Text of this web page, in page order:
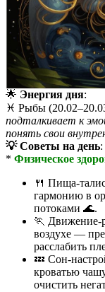
🌟 Энергия дня:
♓️ Рыбы
подталкивает к
понять свои
💡 Советы на день:
* Физическое
🍴 Пища-
гармонию в
потоками 🌊.
🏃 Движение-
воздухе —
расслабить
💤 Сон-
кроватью
очистить